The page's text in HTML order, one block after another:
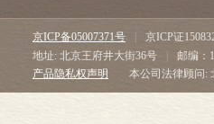
京ICP备05007371号 京ICP证
地址: 北京王府井大街36号
邮编：
产品隐私权声明
本公司法律顾问: